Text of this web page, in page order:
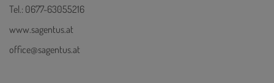
Tel.: 0677-63055216
www.sagentus.at
office@sagentus.at